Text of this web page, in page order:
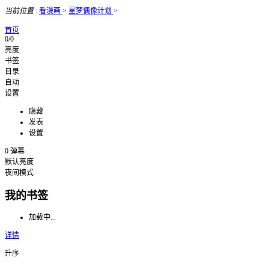
当前位置: 看漫画 > 星梦偶像计划 >
首页
0/0
亮度
书签
目录
自动
设置
隐藏
发表
设置
0 弹幕
默认亮度
夜间模式
我的书签
加载中...
详情
升序